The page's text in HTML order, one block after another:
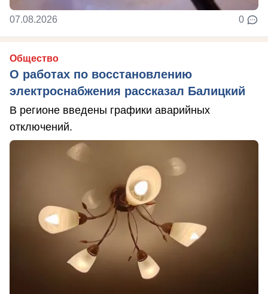
07.08.2026 0
Общество
О работах по восстановлению
электроснабжения рассказал Балицкий
В регионе введены графики аварийных
отключений.